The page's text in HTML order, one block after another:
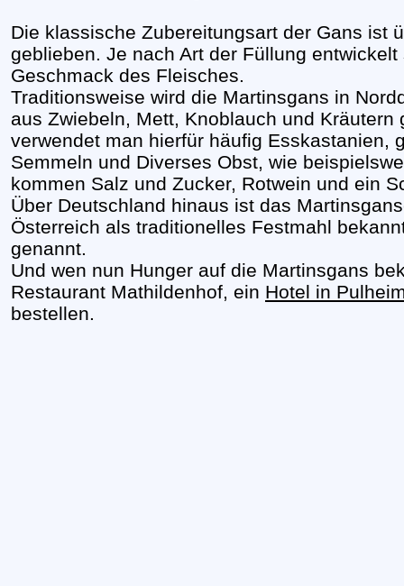
Die klassische Zubereitungsart der Gans ist
geblieben. Je nach Art der Füllung
Geschmack des Fleisches.
Traditionsweise wird die Martinsgans in
aus Zwiebeln, Mett, Knoblauch und
verwendet man hierfür häufig Esskastanien,
Semmeln und Diverses Obst, wie
kommen Salz und Zucker, Rotwein und ein
Über Deutschland hinaus ist das
Österreich als traditionelles Festmahl
genannt.
Und wen nun Hunger auf die Martinsgans
Restaurant Mathildenhof, ein Hotel in
bestellen.